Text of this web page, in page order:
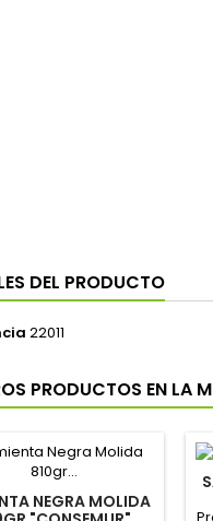
DEL PRODUCTO
22011
PRODUCTOS EN LA
NEGRA MOLIDA